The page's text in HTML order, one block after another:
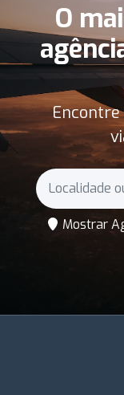
O
Encontre
Mostrar